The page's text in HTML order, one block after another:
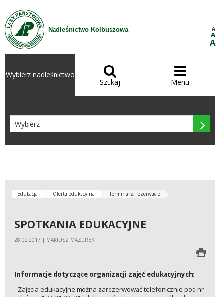
Przejdź do treści
Nadleśnictwo Kolbuszowa A
A
A
Wybierz nadleśnictwo 
Szukaj

Menu

Edukacja Oferta edukacyjna Terminarz, rezerwacje
SPOTKANIA EDUKACYJNE
28.02.2017 | MARIUSZ MAZUREK
Informacje dotyczące organizacji zajęć edukacyjnych:
- Zajęcia edukacyjne można zarezerwować telefonicznie pod nr